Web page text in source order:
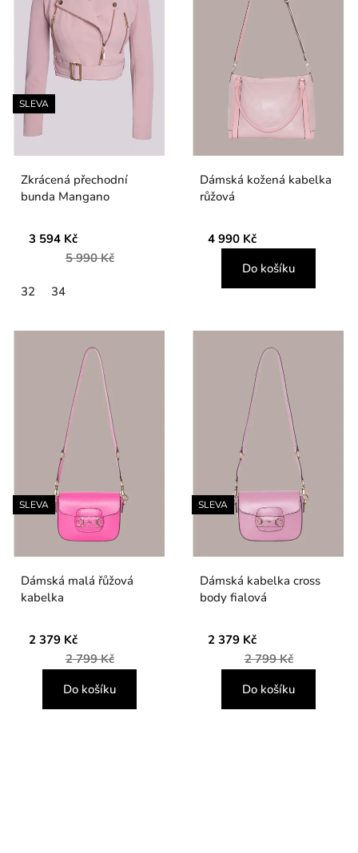
SLEVA
Zkrácená přechodní
bunda Mangano
3 594 Kč
5 990 Kč
32 34
Dámská kožená kabelka
růžová
4 990 Kč
Do košíku
SLEVA
Dámská malá řůžová
kabelka
2 379 Kč
2 799 Kč
Do košíku
SLEVA
Dámská kabelka cross
body fialová
2 379 Kč
2 799 Kč
Do košíku